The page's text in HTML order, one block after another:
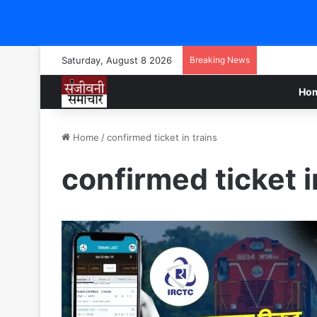
Saturday, August 8 2026 Breaking News
Home /confirmed ticket in trains
confirmed ticket